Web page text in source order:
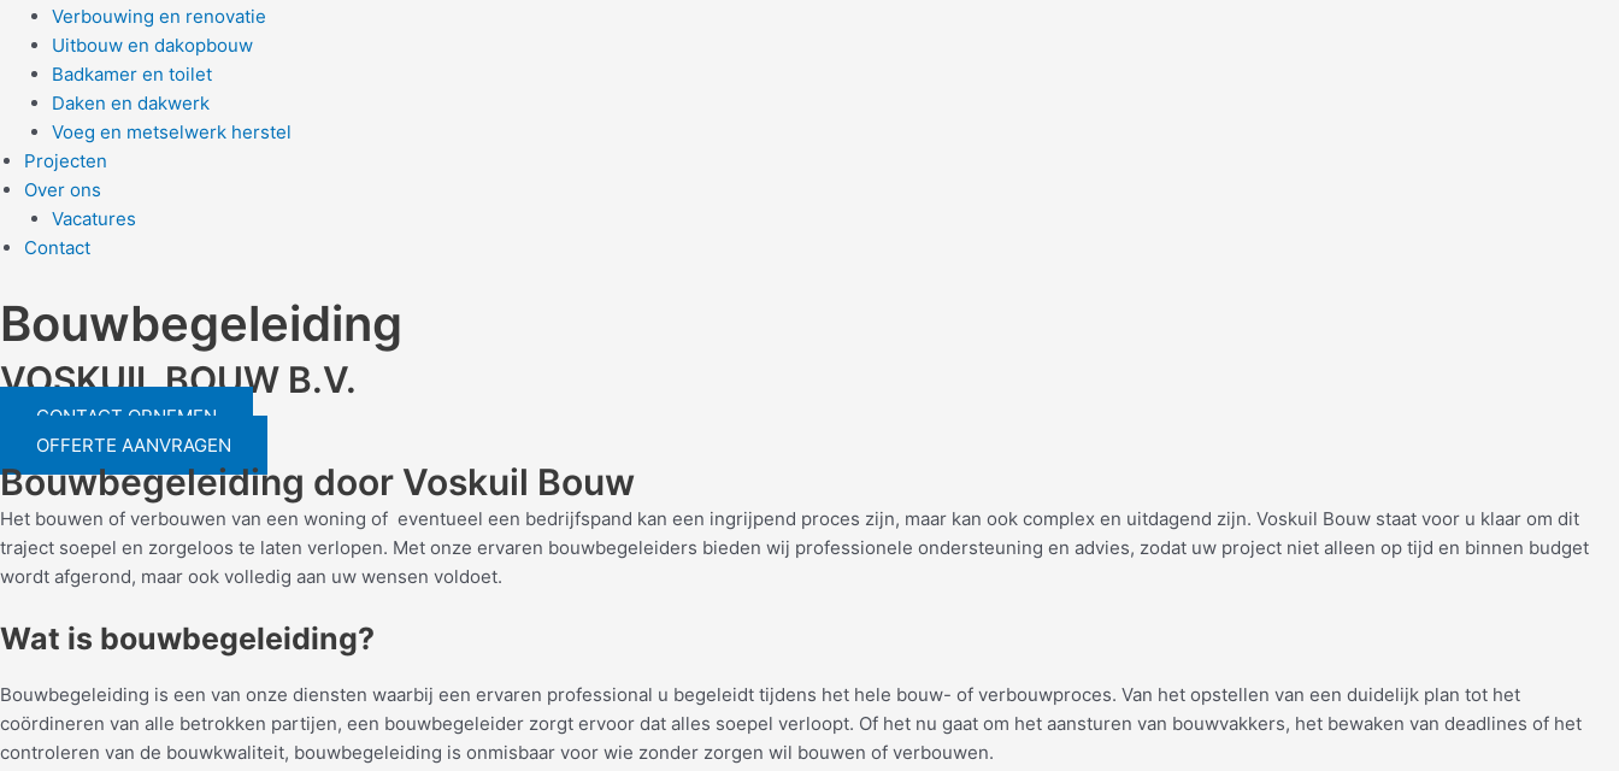
Verbouwing en renovatie
Uitbouw en dakopbouw
Badkamer en toilet
Daken en dakwerk
Voeg en metselwerk herstel
Projecten
Over ons
Vacatures
Contact
Bouwbegeleiding
VOSKUIL BOUW B.V.
CONTACT OPNEMEN
OFFERTE AANVRAGEN
Bouwbegeleiding door Voskuil Bouw
Het bouwen of verbouwen van een woning of eventueel een bedrijfspand kan een ingrijpend proces zijn, maar kan ook complex en uitdagend zijn. Voskuil Bouw staat voor u klaar om dit
traject soepel en zorgeloos te laten verlopen. Met onze ervaren bouwbegeleiders bieden wij professionele ondersteuning en advies, zodat uw project niet alleen op tijd en binnen budget
wordt afgerond, maar ook volledig aan uw wensen voldoet.
Wat is bouwbegeleiding?
Bouwbegeleiding is een van onze diensten waarbij een ervaren professional u begeleidt tijdens het hele bouw- of verbouwproces. Van het opstellen van een duidelijk plan tot het
coördineren van alle betrokken partijen, een bouwbegeleider zorgt ervoor dat alles soepel verloopt. Of het nu gaat om het aansturen van bouwvakkers, het bewaken van deadlines of het
controleren van de bouwkwaliteit, bouwbegeleiding is onmisbaar voor wie zonder zorgen wil bouwen of verbouwen.